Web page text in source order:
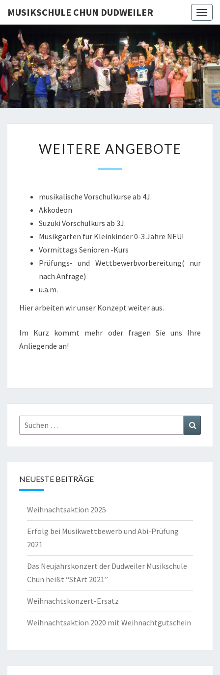
MUSIKSCHULE CHUN DUDWEILER
ANGEBOTE
WEITERE ANGEBOTE
musikalische Vorschulkurse ab 4J.
Akkodeon
Suzuki Vorschulkurs ab 3J.
Musikgarten für Kleinkinder 0-3 Jahre NEU!
Vormittags Senioren -Kurs
Prüfungs- und Wettbewerbvorbereitung( nur
nach Anfrage)
u.a.m.
Hier arbeiten wir unser Konzept weiter aus.
Im Kurz kommt mehr oder fragen Sie uns Ihre
Anliegende an!
Suchen
nach:
NEUESTE BEITRÄGE
Weihnachtsaktion 2025
Erfolg bei Musikwettbewerb und Abi-Prüfung
2021
Das Neujahrskonzert der Dudweiler Musikschule
Chun heißt “StArt 2021”
Weihnachtskonzert-Ersatz
Weihnachtsaktion 2020 mit Weihnachtgutschein